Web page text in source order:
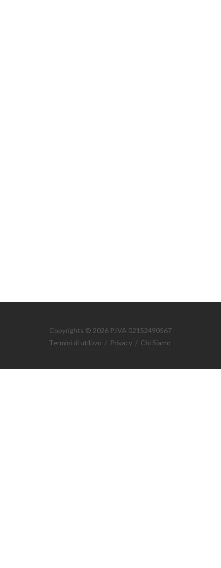
Copyrights © 2026 P.IVA 02152490567
Termini di utilizzo / Privacy / Chi Siamo